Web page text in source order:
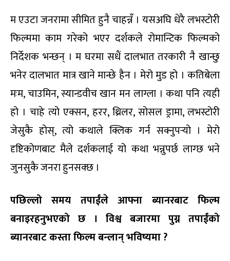
म एउटा जनरामा सीमित हुनै चाहन्नँ । यसअघि धेरै लभस्टोरी
फिल्ममा काम गरेको भएर दर्शकले रोमान्टिक फिल्मको
निर्देशक भन्छन् । म घरमा सधैं दालभात तरकारी नै खान्छु
भनेर दालभात मात्र खाने मान्छे हैन । मेरो मुड हो । कतिबेला
मःम, चाउमिन, स्यान्डवीच खान मन लाग्ला । कथा पनि त्यही
हो । चाहे त्यो एक्सन, हरर, थ्रिलर, सोसल ड्रामा, लभस्टोरी
जेसुकै होस्, त्यो कथाले क्लिक गर्न सक्नुपर्‍यो । मेरो
दृष्टिकोणबाट मैले दर्शकलाई यो कथा भन्नुपर्छ लाग्छ भने
जुनसुकै जनरा हुनसक्छ ।
पछिल्लो समय तपाईंले आफ्ना ब्यानरबाट फिल्म
बनाइरहनुभएको छ । विश्व बजारमा पुग्न तपाईंको
ब्यानरबाट कस्ता फिल्म बन्लान् भविष्यमा ?